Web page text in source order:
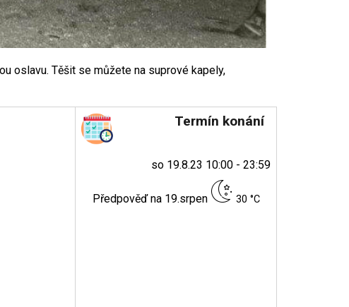
oslavu. Těšit se můžete na suprové kapely,
Termín konání
so 19.8.23 10:00 - 23:59
Předpověď na 19.srpen 30 °C